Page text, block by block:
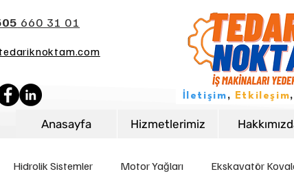
660 31 01
tedariknoktam.com
İletişim , Etkileşim,
Anasayfa Hizmetlerimiz
Hidrolik Sistemler Motor Yağları Ekskavatör